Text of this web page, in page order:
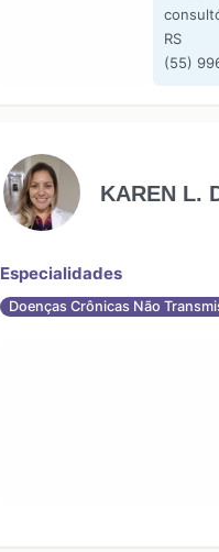
RS
(55)
KAREN L.
Especialidades
Doenças Crônicas Não